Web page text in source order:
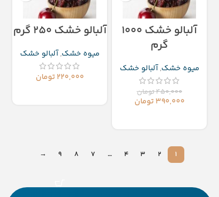
آلبالو‌ خشک ۱۰۰۰
گرم
میوه خشک,آلبالو خشک
۴۵۰,۰۰۰تومان
۳۹۰,۰۰۰ تومان
آلبالو خشک ۲۵۰ گرم
میوه خشک,آلبالو خشک
۲۲۰,۰۰۰ تومان
1
2
3
4
…
7
8
9
→